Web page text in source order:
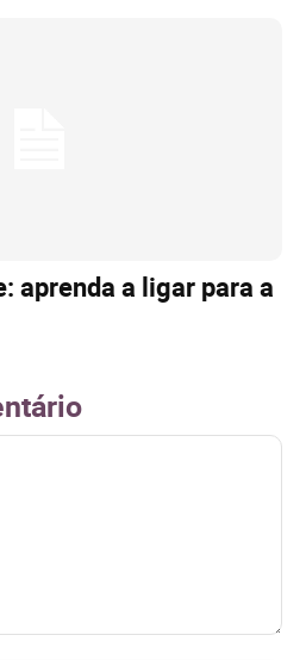
aprenda a ligar para a